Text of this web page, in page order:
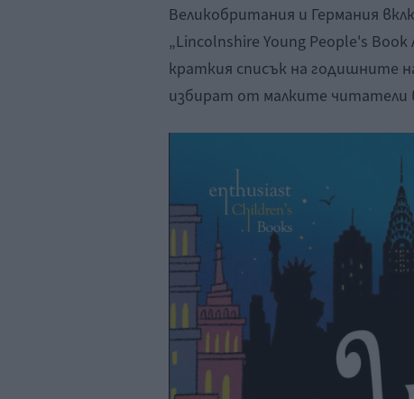
Великобритания и Германия
„Lincolnshire Young People's
краткия списък на годишните
избират от малките читатели